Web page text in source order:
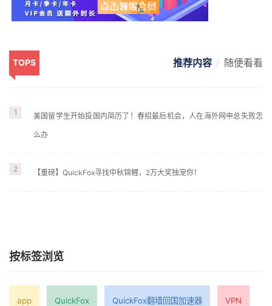
TOPS 推荐内容 随便看看
1 美国留学生开始投国内简历了！春招最后机会，人在海外网申总失败怎
么办
2 【重磅】QuickFox寻找中秋锦鲤，2万大奖独宠你！
按标签浏览
app QuickFox QuickFox翻墙回国加速器 VPN